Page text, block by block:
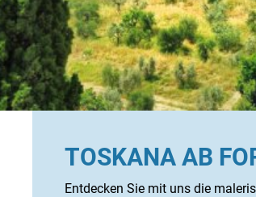
TOSKANA AB
Entdecken Sie mit uns die